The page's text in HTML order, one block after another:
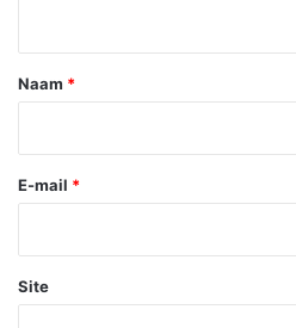
*
Naam *
E-mail *
Site